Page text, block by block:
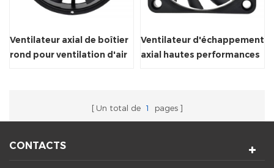
Ventilateur axial de boîtier
rond pour ventilation d'air
Ventilateur d'échappement
axial hautes performances
Un total de 1 pages
CONTACTS